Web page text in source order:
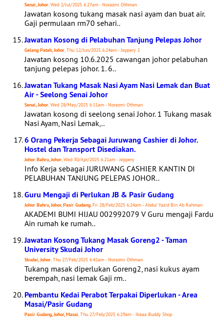
Senai, Johor, Wed 2/Jul/2025 6:27am - Norazmi Othman
Jawatan kosong tukang masak nasi ayam dan buat air.
Gaji permulaan rm70 sehari..
Jawatan Kosong di Pelabuhan Tanjung Pelepas Johor
Gelang Patah, Johor, Thu 12/Jun/2025 6:24am - Jeppery 2
Jawatan kosong 10.6.2025 cawangan johor pelabuhan
tanjung pelepas johor. 1. 6..
Jawatan Tukang Masak Nasi Ayam Nasi Lemak dan Buat
Air - Seelong Senai Johor
Senai, Johor, Wed 28/May/2025 6:11am - Norazmi Othman
Jawatan kosong di seelong senai Johor. 1 Tukang masak
Nasi Ayam, Nasi Lemak,..
6 Orang Pekerja Sebagai Juruwang Cashier di Johor.
Hostel dan Transport Disediakan.
Johor Bahru, Johor, Wed 30/Apr/2025 6:21am - Jeppery
Info Kerja sebagai JURUWANG CASHIER KANTIN DI
PELABUHAN TANJUNG PELEPAS JOHOR..
Guru Mengaji di Perlukan JB & Pasir Gudang
Johor Bahru, Johor, Pasir Gudang, Fri 28/Feb/2025 6:24am - Abdul Yazid Bin Ab Rahman
AKADEMI BUMI HIJAU 002992079 V Guru mengaji Fardu
Ain rumah ke rumah..
Jawatan Kosong Tukang Masak Goreng2 - Taman
University Skudai Johor
Skudai, Johor, Thu 27/Feb/2025 6:42am - Norazmi Othman
Tukang masak diperlukan Goreng2, nasi kukus ayam
berempah, nasi lemak Gaji rm..
Pembantu Kedai Perabot Terpakai Diperlukan - Area
Masai/Pasir Gudang
Pasir Gudang, Johor, Masai, Thu 27/Feb/2025 6:29am - Ikeaa Buddy Shop